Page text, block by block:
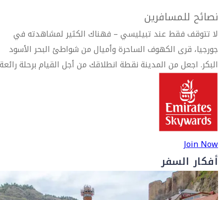
نصائح للمسافرين
لا تتوقف فقط عند تبيليسي – فهناك الكثير لمشاهدته في
جورجيا، قرى الكهوف الساحرة وأميال من شواطئ البحر الأسود
البكر. اجعل من المدينة نقطة انطلاقك من أجل القيام برحلة
Join Now
أفكار السفر